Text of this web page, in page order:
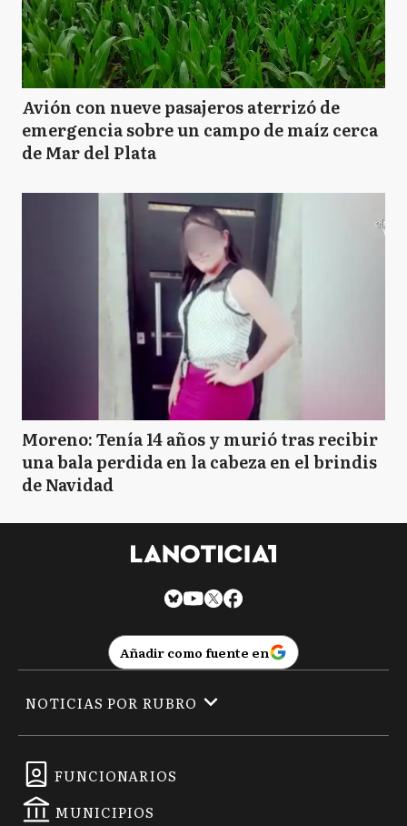
Avión con nueve pasajeros aterrizó de
emergencia sobre un campo de maíz cerca
de Mar del Plata
Moreno: Tenía 14 años y murió tras recibir
una bala perdida en la cabeza en el brindis
de Navidad
Añadir como fuente en
FUNCIONARIOS
MUNICIPIOS
NOTICIAS POR RUBRO